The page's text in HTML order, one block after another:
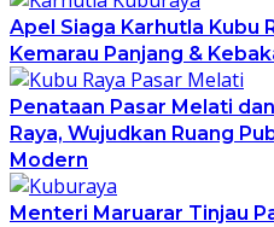
Apel Siaga Karhutla Kubu
Kemarau Panjang &
Penataan Pasar Melati
Raya, Wujudkan Ruang
Modern
Menteri Maruarar Tinjau